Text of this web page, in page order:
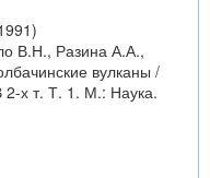
В.Н., Разина А.А.,
вулканы /
2-х т. Т. 1. М.: Наука.